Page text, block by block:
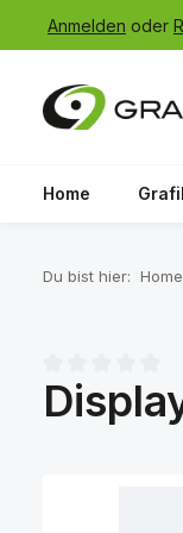
Hauptinhalt
Zur Suche springen
Zur
Anmelden oder
Home
Du bist hier: Home